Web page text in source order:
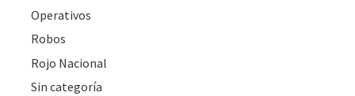
Operativos
Robos
Rojo Nacional
Sin categoría